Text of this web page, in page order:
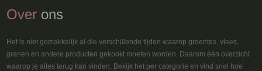
Over ons
Het is niet gemakkelijk al die verschillende tijden waarop groentes, vlees,
granen en andere producten gekookt moeten worden. Daarom één overzicht
waarop je alles terug kan vinden. Bekijk het per categorie en vind snel hoe